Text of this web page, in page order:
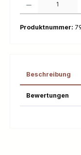
Produktnummer:
Beschreibung
Bewertungen